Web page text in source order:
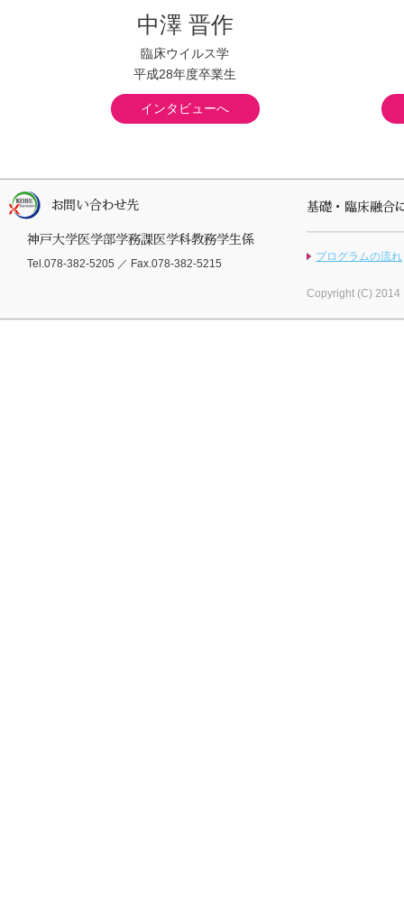
中澤 晋作
臨床ウイルス学
平成28年度卒業生
インタビューへ
Tel.078-382-5205 ／ Fax.078-382-5215
プログラムの流れ
Copyright (C) 2014